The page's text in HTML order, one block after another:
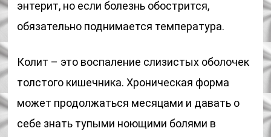
энтерит, но если болезнь обострится,
обязательно поднимается температура.
Колит – это воспаление слизистых оболочек
толстого кишечника. Хроническая форма
может продолжаться месяцами и давать о
себе знать тупыми ноющими болями в